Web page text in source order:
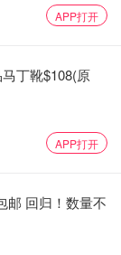
APP打开
丁靴$108(原
APP打开
邮 回归！数量不